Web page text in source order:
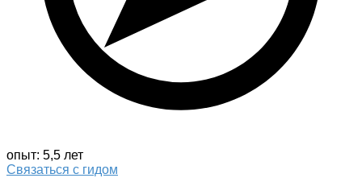
опыт: 5,5 лет
Связаться с гидом